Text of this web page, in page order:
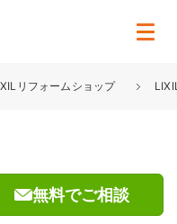
リフォームショップ
無料でご相談